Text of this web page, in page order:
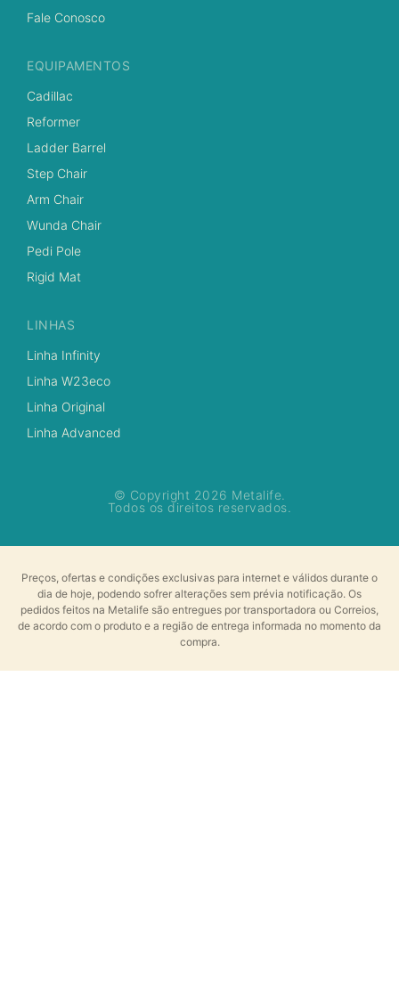
Fale Conosco
EQUIPAMENTOS
Cadillac
Reformer
Ladder Barrel
Step Chair
Arm Chair
Wunda Chair
Pedi Pole
Rigid Mat
LINHAS
Linha Infinity
Linha W23eco
Linha Original
Linha Advanced
© Copyright 2026 Metalife.
Todos os direitos reservados.
Preços, ofertas e condições exclusivas para internet e válidos durante o
dia de hoje, podendo sofrer alterações sem prévia notificação. Os
pedidos feitos na Metalife são entregues por transportadora ou Correios,
de acordo com o produto e a região de entrega informada no momento da
compra.